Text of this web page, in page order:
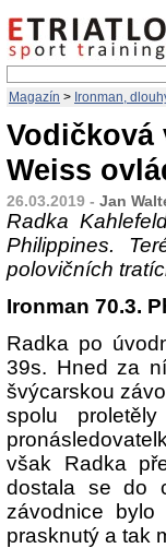
Magazín > Ironman,
Weiss
26.03.2019 - Jan
Radka
Philippines.
polovičních
Ironman 70.3.
Radka po
39s. Hned za
švýcarskou
spolu
však Radka
dostala se do
závodnice
prasknutý a tak